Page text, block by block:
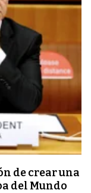
de crear una
del Mundo